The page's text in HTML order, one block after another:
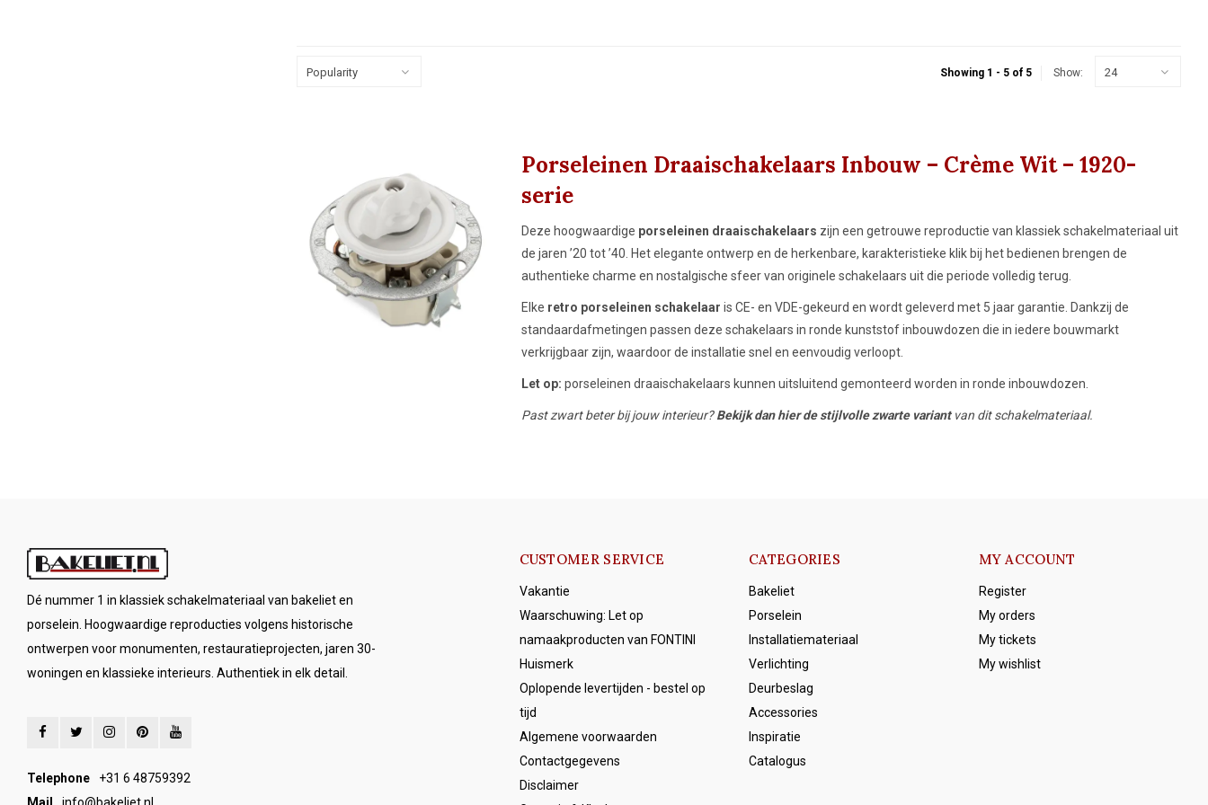
Popularity Showing 1 - 5 of 5 Show: 24
Porseleinen Draaischakelaars Inbouw – Crème Wit – 1920-
serie
Deze hoogwaardige porseleinen draaischakelaars zijn een getrouwe reproductie van klassiek schakelmateriaal uit
de jaren ’20 tot ’40. Het elegante ontwerp en de herkenbare, karakteristieke klik bij het bedienen brengen de
authentieke charme en nostalgische sfeer van originele schakelaars uit die periode volledig terug.
Elke retro porseleinen schakelaar is CE- en VDE-gekeurd en wordt geleverd met 5 jaar garantie. Dankzij de
standaardafmetingen passen deze schakelaars in ronde kunststof inbouwdozen die in iedere bouwmarkt
verkrijgbaar zijn, waardoor de installatie snel en eenvoudig verloopt.
Let op: porseleinen draaischakelaars kunnen uitsluitend gemonteerd worden in ronde inbouwdozen.
Past zwart beter bij jouw interieur?Bekijk dan hier de stijlvolle zwarte variantvan dit schakelmateriaal.
Dé nummer 1 in klassiek schakelmateriaal van bakeliet en
porselein. Hoogwaardige reproducties volgens historische
ontwerpen voor monumenten, restauratieprojecten, jaren 30-
woningen en klassieke interieurs. Authentiek in elk detail.
Telephone
+31 6 48759392
CUSTOMER SERVICE
Vakantie
Waarschuwing: Let op
namaakproducten van FONTINI
Huismerk
Oplopende levertijden - bestel op
tijd
Algemene voorwaarden
Contactgegevens
Disclaimer
CATEGORIES
Bakeliet
Porselein
Installatiemateriaal
Verlichting
Deurbeslag
Accessories
Inspiratie
Catalogus
MY ACCOUNT
Register
My orders
My tickets
My wishlist